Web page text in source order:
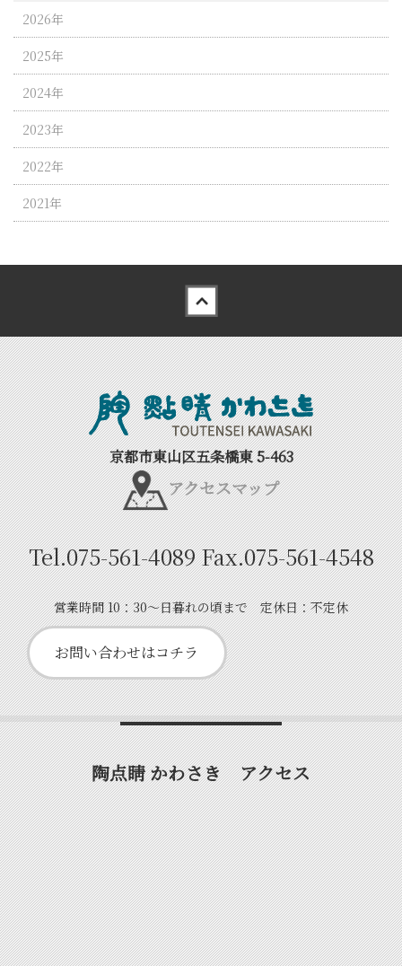
2026年
2025年
2024年
2023年
2022年
2021年
京都市東山区五条橋東 5-463
アクセスマップ
Tel.075-561-4089Fax.075-561-4548
営業時間 10：30～日暮れの頃まで 定休日：不定休
お問い合わせはコチラ
陶点睛 かわさき アクセス
Back to top